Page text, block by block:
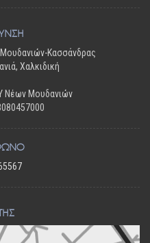
Κασσάνδρας
Χαλκιδική
Νέων Μουδανιών